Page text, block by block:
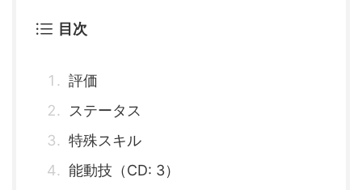
目次
評価
ステータス
特殊スキル
能動技（CD: 3）